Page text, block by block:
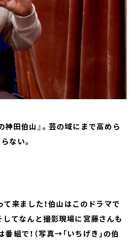
田伯山』。芸の域にまで高めら
ない。
来ました！伯山はこのドラマで
してなんと撮影現場に宮藤さんも
組で！（写真→「いちげき」の伯